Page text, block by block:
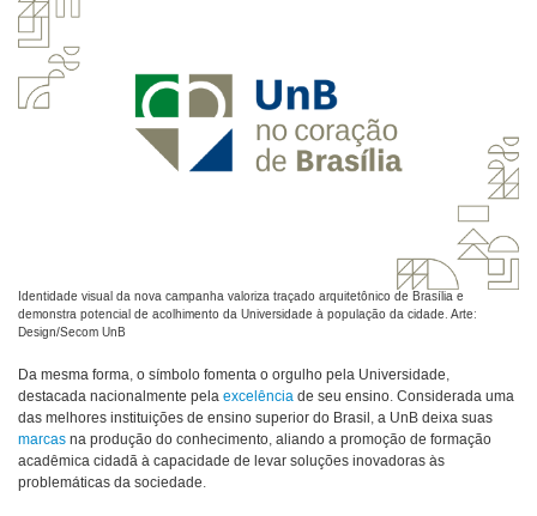
Identidade visual da nova campanha valoriza traçado arquitetônico de Brasília e
demonstra potencial de acolhimento da Universidade à população da cidade. Arte:
Design/Secom UnB
Da mesma forma, o símbolo fomenta o orgulho pela Universidade,
destacada nacionalmente pela excelência de seu ensino. Considerada uma
das melhores instituições de ensino superior do Brasil, a UnB deixa suas
marcas na produção do conhecimento, aliando a promoção de formação
acadêmica cidadã à capacidade de levar soluções inovadoras às
problemáticas da sociedade.